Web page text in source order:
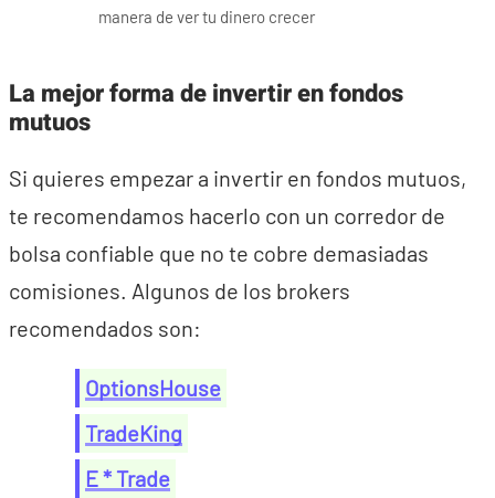
manera de ver tu dinero crecer
La mejor forma de invertir en fondos
mutuos
Si quieres empezar a invertir en fondos mutuos,
te recomendamos hacerlo con un corredor de
bolsa confiable que no te cobre demasiadas
comisiones. Algunos de los brokers
recomendados son:
OptionsHouse
TradeKing
E * Trade